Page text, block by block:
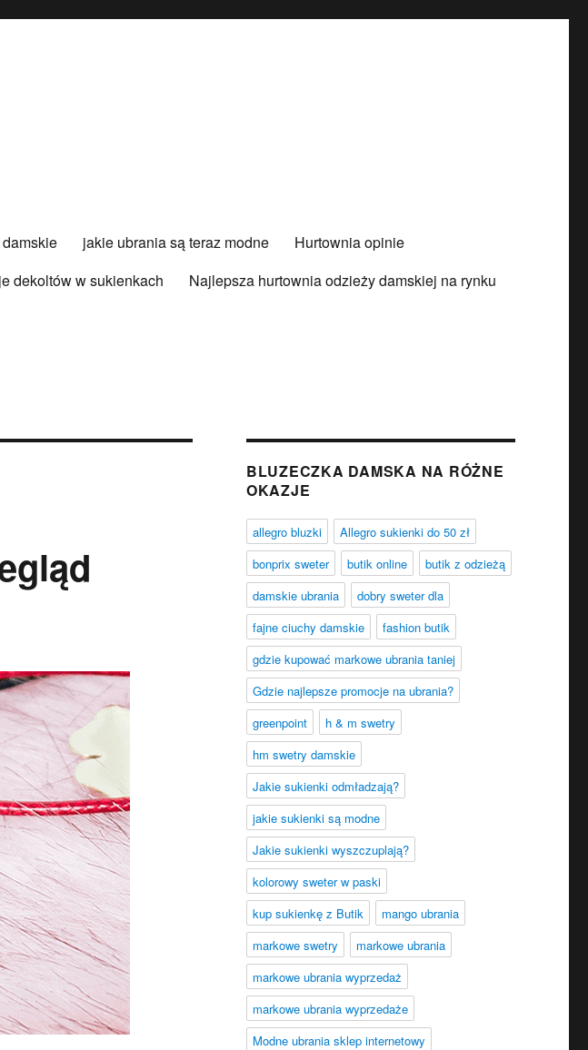
jakie ubrania są teraz modne
Hurtownia opinie
dekoltów w sukienkach
Najlepsza hurtownia odzieży damskiej na rynku
BLUZECZKA DAMSKA NA RÓŻNE
OKAZJE
allegro bluzki
Allegro sukienki do 50 zł
bonprix sweter
butik online
butik z odzieżą
damskie ubrania
dobry sweter dla
fajne ciuchy damskie
fashion butik
gdzie kupować markowe ubrania taniej
Gdzie najlepsze promocje na ubrania?
greenpoint
h & m swetry
hm swetry damskie
Jakie sukienki odmładzają?
jakie sukienki są modne
Jakie sukienki wyszczuplają?
kolorowy sweter w paski
kup sukienkę z Butik
mango ubrania
markowe swetry
markowe ubrania
markowe ubrania wyprzedaż
markowe ubrania wyprzedaże
Modne ubrania sklep internetowy